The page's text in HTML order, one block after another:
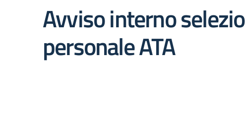
Avviso interno
personale ATA